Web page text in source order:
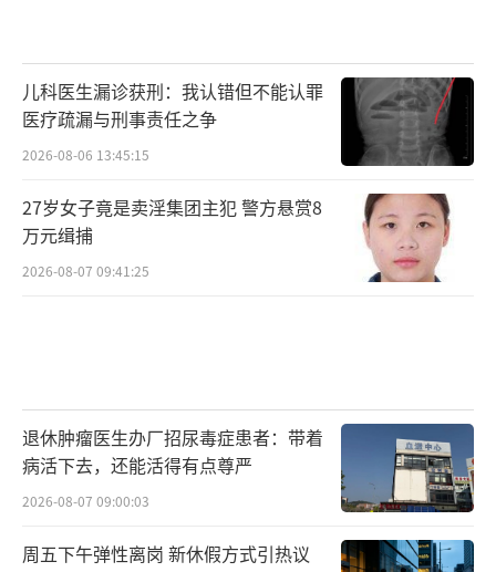
儿科医生漏诊获刑：我认错但不能认罪
医疗疏漏与刑事责任之争
2026-08-06 13:45:15
27岁女子竟是卖淫集团主犯 警方悬赏8
万元缉捕
2026-08-07 09:41:25
退休肿瘤医生办厂招尿毒症患者：带着
病活下去，还能活得有点尊严
2026-08-07 09:00:03
周五下午弹性离岗 新休假方式引热议